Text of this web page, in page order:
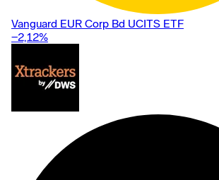
Vanguard EUR Corp Bd UCITS ETF
−2,12%